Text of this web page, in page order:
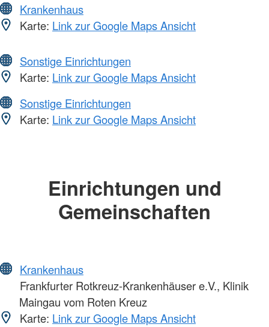
Krankenhaus
Karte: Link zur Google Maps Ansicht
Sonstige Einrichtungen
Karte: Link zur Google Maps Ansicht
Sonstige Einrichtungen
Karte: Link zur Google Maps Ansicht
Einrichtungen und
Gemeinschaften
Krankenhaus
Frankfurter Rotkreuz-Krankenhäuser e.V., Klinik
Maingau vom Roten Kreuz
Karte: Link zur Google Maps Ansicht